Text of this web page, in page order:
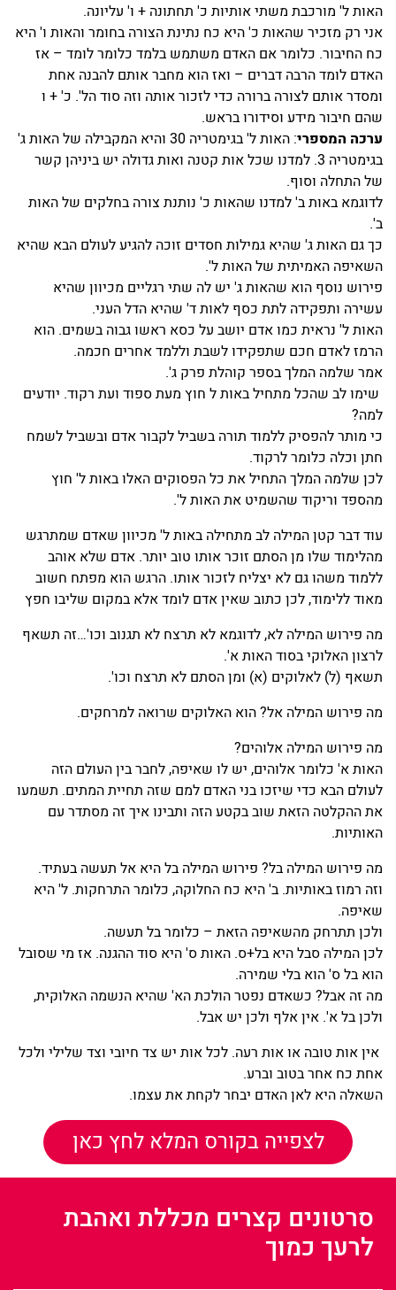
האות ל' מורכבת משתי אותיות כ' תחתונה + ו' עליונה.
אני רק מזכיר שהאות כ' היא כח נתינת הצורה בחומר והאות ו' היא
כח החיבור. כלומר אם האדם משתמש בלמד כלומר לומד – אז
האדם לומד הרבה דברים – ואז הוא מחבר אותם להבנה אחת
ומסדר אותם לצורה ברורה כדי לזכור אותה וזה סוד הל'. כ' + ו
שהם חיבור מידע וסידורו בראש.
ערכה המספרי
: האות ל' בגימטריה 30 והיא המקבילה של האות ג'
בגימטריה 3. למדנו שכל אות קטנה ואות גדולה יש ביניהן קשר
של התחלה וסוף.
לדוגמא באות ב' למדנו שהאות כ' נותנת צורה בחלקים של האות
ב'.
כך גם האות ג' שהיא גמילות חסדים זוכה להגיע לעולם הבא שהיא
השאיפה האמיתית של האות ל'.
פירוש נוסף הוא שהאות ג' יש לה שתי רגליים מכיוון שהיא
עשירה ותפקידה לתת כסף לאות ד' שהיא הדל העני.
האות ל' נראית כמו אדם יושב על כסא ראשו גבוה בשמים. הוא
הרמז לאדם חכם שתפקידו לשבת וללמד אחרים חכמה.
אמר שלמה המלך בספר קוהלת פרק ג'.
שימו לב שהכל מתחיל באות ל חוץ מעת ספוד ועת רקוד. יודעים
למה?
כי מותר להפסיק ללמוד תורה בשביל לקבור אדם ובשביל לשמח
חתן וכלה כלומר לרקוד.
לכן שלמה המלך התחיל את כל הפסוקים האלו באות ל' חוץ
מהספד וריקוד שהשמיט את האות ל'.
עוד דבר קטן המילה לב מתחילה באות ל' מכיוון שאדם שמתרגש
מהלימוד שלו מן הסתם זוכר אותו טוב יותר. אדם שלא אוהב
ללמוד משהו גם לא יצליח לזכור אותו. הרגש הוא מפתח חשוב
מאוד ללימוד, לכן כתוב שאין אדם לומד אלא במקום שליבו חפץ
מה פירוש המילה לא, לדוגמא לא תרצח לא תגנוב וכו'…זה תשאף
לרצון האלוקי בסוד האות א'.
תשאף (ל) לאלוקים (א) ומן הסתם לא תרצח וכו'.
מה פירוש המילה אל? הוא האלוקים שרואה למרחקים.
מה פירוש המילה אלוהים?
האות א' כלומר אלוהים, יש לו שאיפה, לחבר בין העולם הזה
לעולם הבא כדי שיזכו בני האדם למם שזה תחיית המתים. תשמעו
את ההקלטה הזאת שוב בקטע הזה ותבינו איך זה מסתדר עם
האותיות.
מה פירוש המילה בל? פירוש המילה בל היא אל תעשה בעתיד.
וזה רמוז באותיות. ב' היא כח החלוקה, כלומר התרחקות. ל' היא
שאיפה.
ולכן תתרחק מהשאיפה הזאת – כלומר בל תעשה.
לכן המילה סבל היא בל+ס. האות ס' היא סוד ההגנה. אז מי שסובל
הוא בל ס' הוא בלי שמירה.
מה זה אבל? כשאדם נפטר הולכת הא' שהיא הנשמה האלוקית,
ולכן בל א'. אין אלף ולכן יש אבל.
אין אות טובה או אות רעה. לכל אות יש צד חיובי וצד שלילי ולכל
אחת כח אחר בטוב וברע.
השאלה היא לאן האדם יבחר לקחת את עצמו.
לצפייה בקורס המלא לחץ כאן
סרטונים קצרים מכללת ואהבת
לרעך כמוך